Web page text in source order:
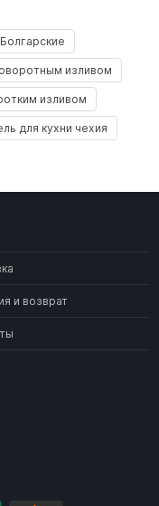
Болгарские
изливом
изливом
для кухни чехия
и возврат